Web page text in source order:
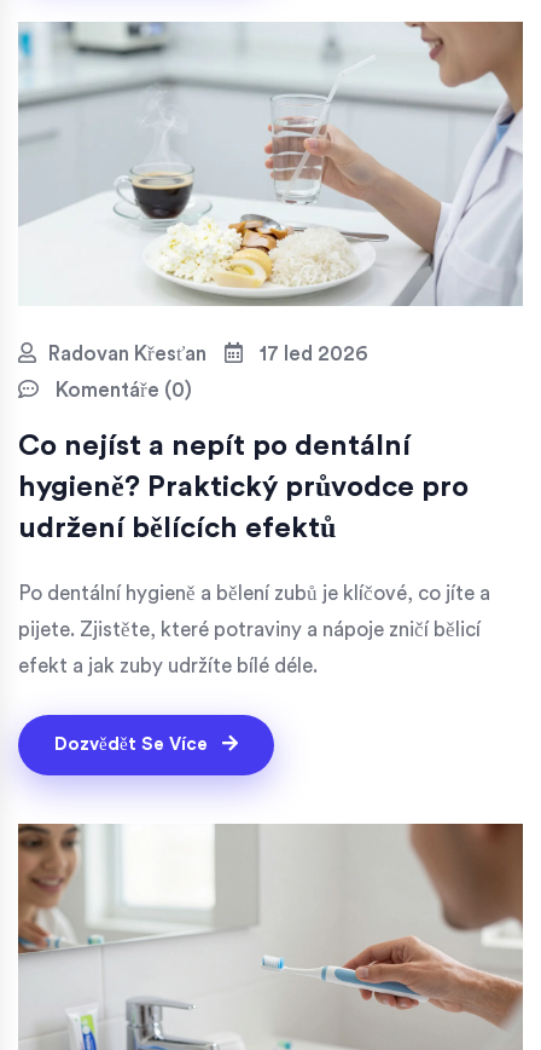
Radovan Křesťan
17 led 2026
Komentáře (0)
Co nejíst a nepít po dentální
hygieně? Praktický průvodce pro
udržení bělících efektů
Po dentální hygieně a bělení zubů je klíčové, co jíte a
pijete. Zjistěte, které potraviny a nápoje zničí bělicí
efekt a jak zuby udržíte bílé déle.
Dozvědět Se Více